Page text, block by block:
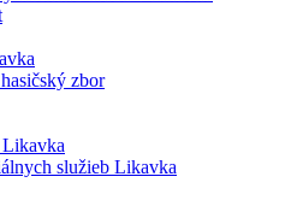
zbor
služieb Likavka